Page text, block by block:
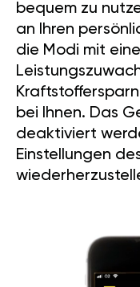
bequem zu
an Ihren
die Modi mit
bei Ihnen. Das
deaktiviert
Einstellungen